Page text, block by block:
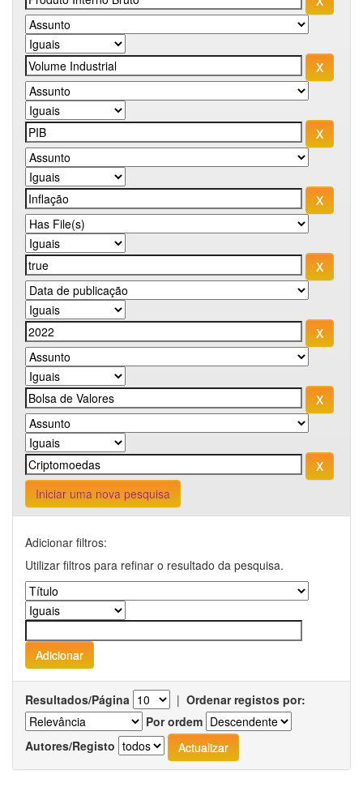
Iniciar uma nova pesquisa
Adicionar filtros:
Utilizar filtros para refinar o resultado da pesquisa.
Resultados/Página | Ordenar registos por:
Por ordem
Autores/Registo